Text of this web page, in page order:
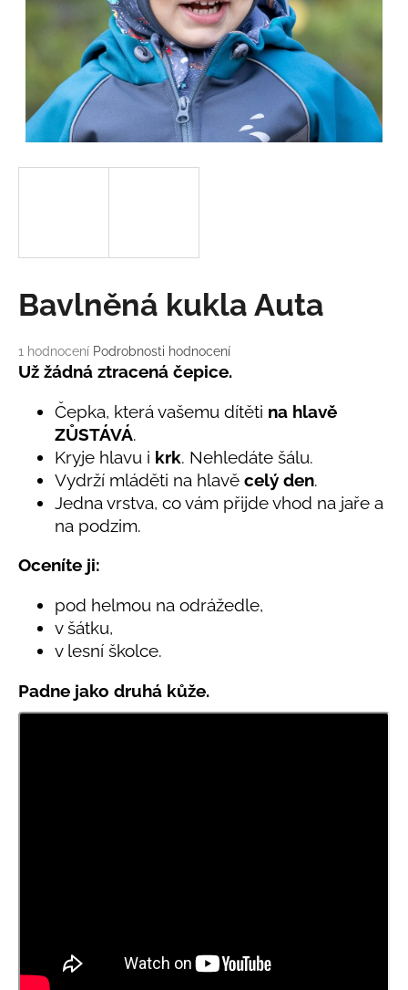
Průměrné
hodnocení
hvězdiček.
1 hodnocení Podrobnosti hodnocení
Bavlněná kukla Auta
Už žádná ztracená čepice.
Čepka, která vašemu dítěti na hlavě
ZŮSTÁVÁ.
Kryje hlavu i krk. Nehledáte šálu.
Vydrží mláděti na hlavě celý den.
Jedna vrstva, co vám přijde vhod na jaře a
na podzim.
Oceníte ji:
pod helmou na odrážedle,
v šátku,
v lesní školce.
Padne jako druhá kůže.
?
D
o
o
r
LETNÍ
KALHOTY
TYRKYSOVÉ
KORÁLKY
695